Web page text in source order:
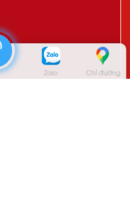
Zalo Chỉ đường